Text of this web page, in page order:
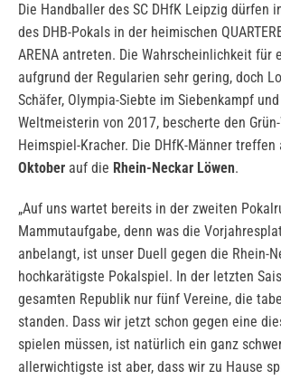
Die Handballer des SC DHfK Leipzig dürfen
des DHB-Pokals in der heimischen
ARENA antreten. Die Wahrscheinlichkeit für
aufgrund der Regularien sehr gering, doch
Schäfer, Olympia-Siebte im Siebenkampf
Weltmeisterin von 2017, bescherte den
Heimspiel-Kracher. Die DHfK-Männer treffen
Oktober auf die Rhein-Neckar Löwen.
„Auf uns wartet bereits in der zweiten
Mammutaufgabe, denn was die
anbelangt, ist unser Duell gegen die Rhein-
hochkarätigste Pokalspiel. In der letzten
gesamten Republik nur fünf Vereine, die
standen. Dass wir jetzt schon gegen eine
spielen müssen, ist natürlich ein ganz
allerwichtigste ist aber, dass wir zu Hause